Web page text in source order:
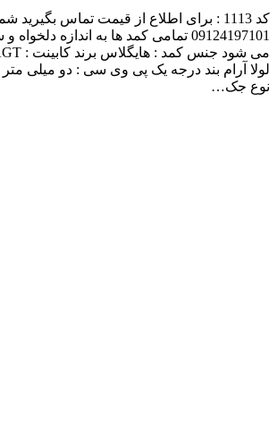
کد 1113 : برای اطلاع از قیمت تماس
09124197101 تمامی کمد ها به اندازه
لولا آرام بند درجه یک پی وی سی : دو میلی
نوع جک…